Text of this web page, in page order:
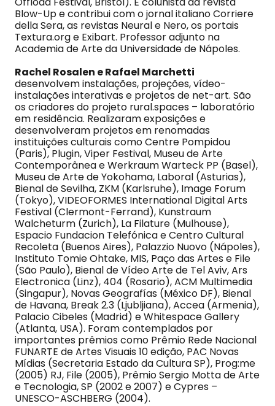
Blow-Up e contribui com o jornal italiano Corriere
della Sera, as revistas Neural e Nero, os portais
Textura.org e Exibart. Professor adjunto na
Academia de Arte da Universidade de Nápoles.
Rachel Rosalen e Rafael Marchetti
desenvolvem instalações, projeções, vídeo-
instalações interativas e projetos de net-art. São
os criadores do projeto rural.spaces – laboratório
em residência. Realizaram exposições e
desenvolveram projetos em renomadas
instituições culturais como Centre Pompidou
(Paris), Plugin, Viper Festival, Museu de Arte
Contemporânea e Werkraum Warteck PP (Basel),
Museu de Arte de Yokohama, Laboral (Asturias),
Bienal de Sevilha, ZKM (Karlsruhe), Image Forum
(Tokyo), VIDEOFORMES International Digital Arts
Festival (Clermont-Ferrand), Kunstraum
Walcheturm (Zurich), La Filature (Mulhouse),
Espacio Fundacion Telefónica e Centro Cultural
Recoleta (Buenos Aires), Palazzio Nuovo (Nápoles),
Instituto Tomie Ohtake, MIS, Paço das Artes e File
(São Paulo), Bienal de Vídeo Arte de Tel Aviv, Ars
Electronica (Linz), 404 (Rosario), ACM Multimedia
(Singapur), Novas Geografías (México DF), Bienal
de Havana, Break 2.3 (Ljubljiana), Accea (Armenia),
Palacio Cibeles (Madrid) e Whitespace Gallery
(Atlanta, USA). Foram contemplados por
importantes prêmios como Prêmio Rede Nacional
FUNARTE de Artes Visuais 10 edição, PAC Novas
Mídias (Secretaria Estado da Cultura SP), Prog:me
(2005) RJ, File (2005), Prêmio Sergio Motta de Arte
e Tecnologia, SP (2002 e 2007) e Cypres –
UNESCO-ASCHBERG (2004).